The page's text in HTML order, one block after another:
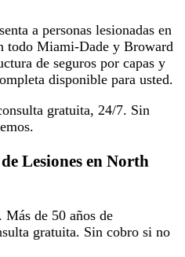
a personas lesionadas en
todo Miami-Dade y Broward
de seguros por capas y
disponible para usted.
gratuita, 24/7. Sin
Lesiones en North
de 50 años de
gratuita. Sin cobro si no